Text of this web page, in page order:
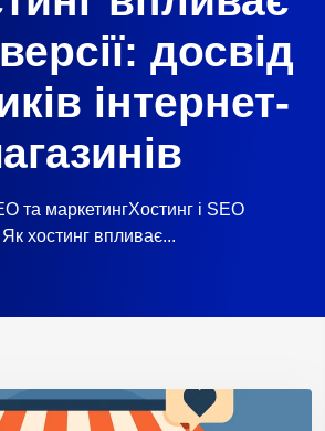
досвід
інтернет-
та маркетингХостинг і SEO
Як хостинг впливає...